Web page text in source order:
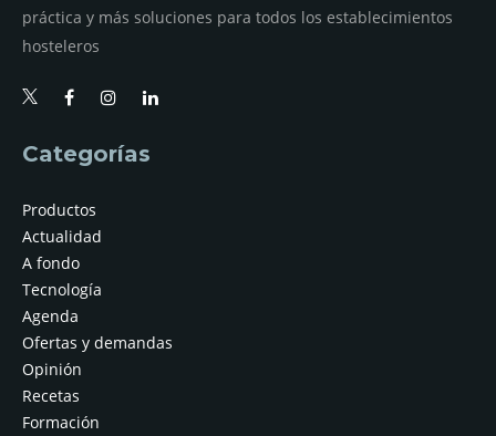
práctica y más soluciones para todos los establecimientos
hosteleros
Categorías
Productos
Actualidad
A fondo
Tecnología
Agenda
Ofertas y demandas
Opinión
Recetas
Formación